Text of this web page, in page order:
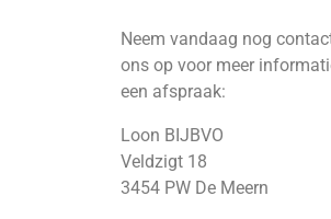
Neem vandaag nog
ons op voor meer
een afspraak:
Loon BIJBVO
Veldzigt 18
3454 PW De Meern